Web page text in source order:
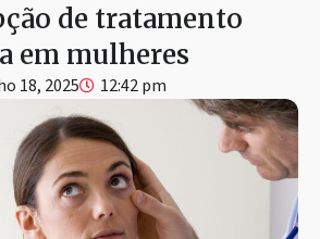
de tratamento
em mulheres
18, 2025 12:42 pm